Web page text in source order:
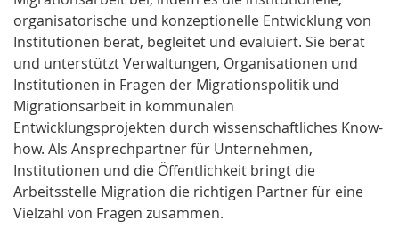
organisatorische und konzeptionelle Entwicklung von
Institutionen berät, begleitet und evaluiert. Sie berät
und unterstützt Verwaltungen, Organisationen und
Institutionen in Fragen der Migrations­politik und
Migrationsarbeit in kommunalen
Entwicklungsprojekten durch wissenschaftliches Know-
how. Als Ansprechpartner für Unternehmen,
Institutionen und die Öffentlichkeit bringt die
Arbeitsstelle Migration die richtigen Partner für eine
Vielzahl von Fragen zusammen.